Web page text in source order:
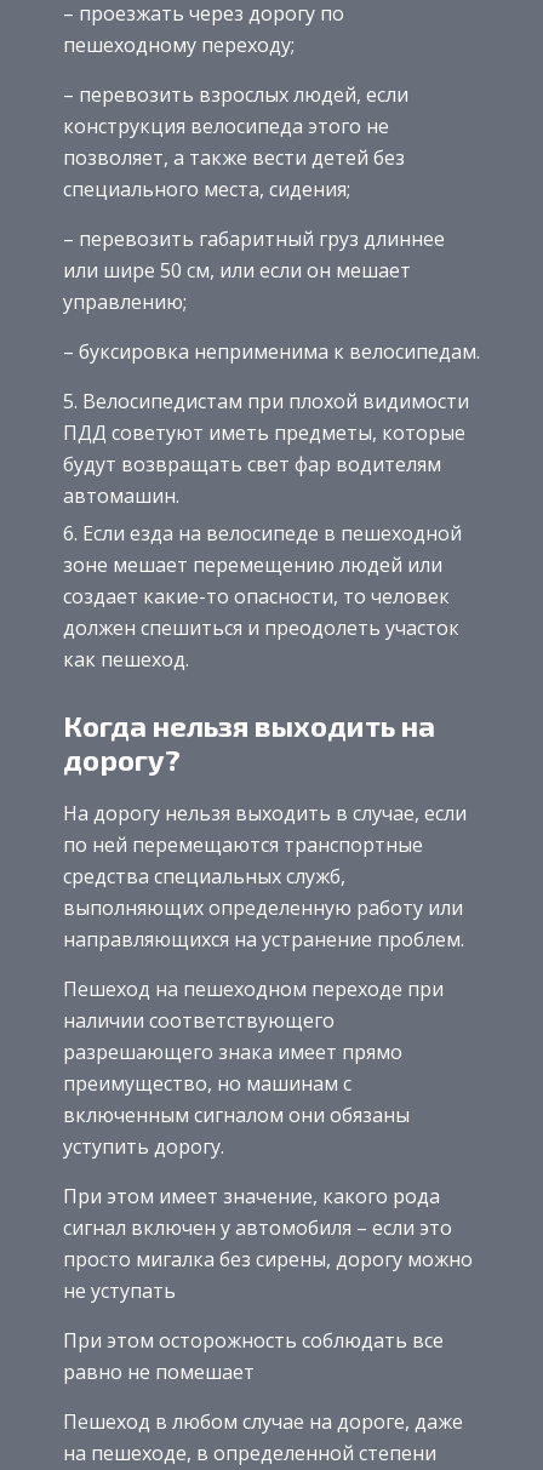
– проезжать через дорогу по
пешеходному переходу;
– перевозить взрослых людей, если
конструкция велосипеда этого не
позволяет, а также вести детей без
специального места, сидения;
– перевозить габаритный груз длиннее
или шире 50 см, или если он мешает
управлению;
– буксировка неприменима к велосипедам.
Велосипедистам при плохой видимости
ПДД советуют иметь предметы, которые
будут возвращать свет фар водителям
автомашин.
Если езда на велосипеде в пешеходной
зоне мешает перемещению людей или
создает какие-то опасности, то человек
должен спешиться и преодолеть участок
как пешеход.
Когда нельзя выходить на
дорогу?
На дорогу нельзя выходить в случае, если
по ней перемещаются транспортные
средства специальных служб,
выполняющих определенную работу или
направляющихся на устранение проблем.
Пешеход на пешеходном переходе при
наличии соответствующего
разрешающего знака имеет прямо
преимущество, но машинам с
включенным сигналом они обязаны
уступить дорогу.
При этом имеет значение, какого рода
сигнал включен у автомобиля – если это
просто мигалка без сирены, дорогу можно
не уступать
При этом осторожность соблюдать все
равно не помешает
Пешеход в любом случае на дороге, даже
на пешеходе, в определенной степени